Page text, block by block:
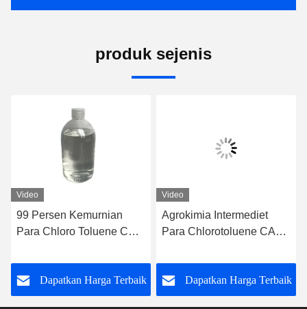
produk sejenis
Video
99 Persen Kemurnian
Para Chloro Toluene CAS
Dapatkan Harga Terbaik
Video
Agrokimia Intermediet
Para Chlorotoluene CAS
Dapatkan Harga Terbaik